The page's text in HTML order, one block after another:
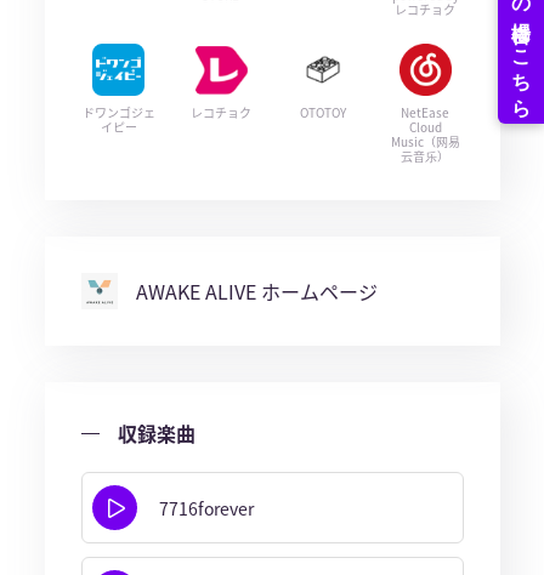
レコチョク
ドワンゴジェ
イピー
レコチョク OTOTOY
NetEase
Cloud
Music（网易
云音乐）
AWAKE ALIVE ホームページ
収録楽曲
7716forever